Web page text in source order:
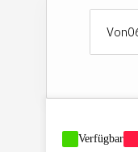
Von
Verfügbar